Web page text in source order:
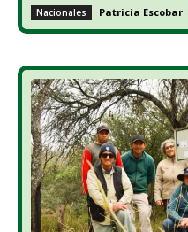
Nacionales Patricia Escobar